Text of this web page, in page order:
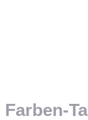
Farben-